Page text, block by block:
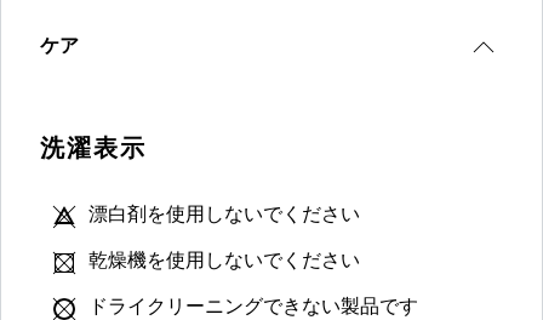
ケア
洗濯表示
漂白剤を使用しないでください
乾燥機を使用しないでください
ドライクリーニングできない製品です